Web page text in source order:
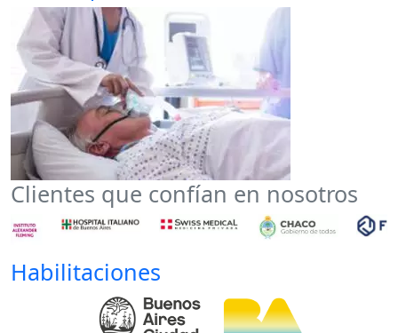
Clientes que confían en nosotros
Habilitaciones